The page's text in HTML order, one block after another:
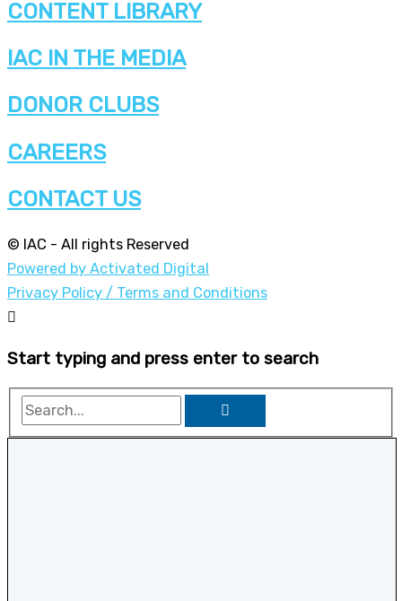
CONTENT LIBRARY
IAC IN THE MEDIA
DONOR CLUBS
CAREERS
CONTACT US
© IAC - All rights Reserved
Powered by Activated Digital
Privacy Policy / Terms and Conditions
Start typing and press enter to search